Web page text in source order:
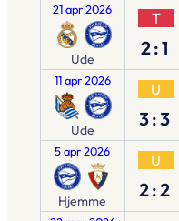
21 apr 2026
Ude
T
2:1
11 apr 2026
Ude
U
3:3
5 apr 2026
Hjemme
U
2:2